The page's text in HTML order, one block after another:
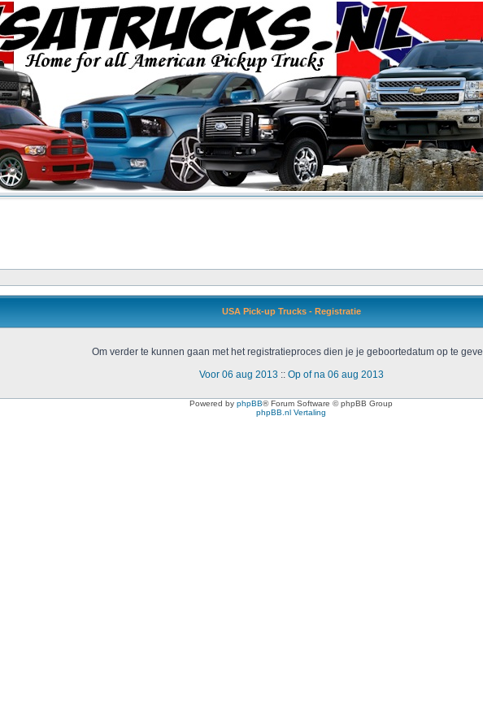
USA Pick-up Trucks - Registratie
Om verder te kunnen gaan met het registratieproces dien je je geboortedatum op te
Voor 06 aug 2013 :: Op of na 06 aug 2013
Powered by phpBB® Forum Software © phpBB Group
phpBB.nl Vertaling